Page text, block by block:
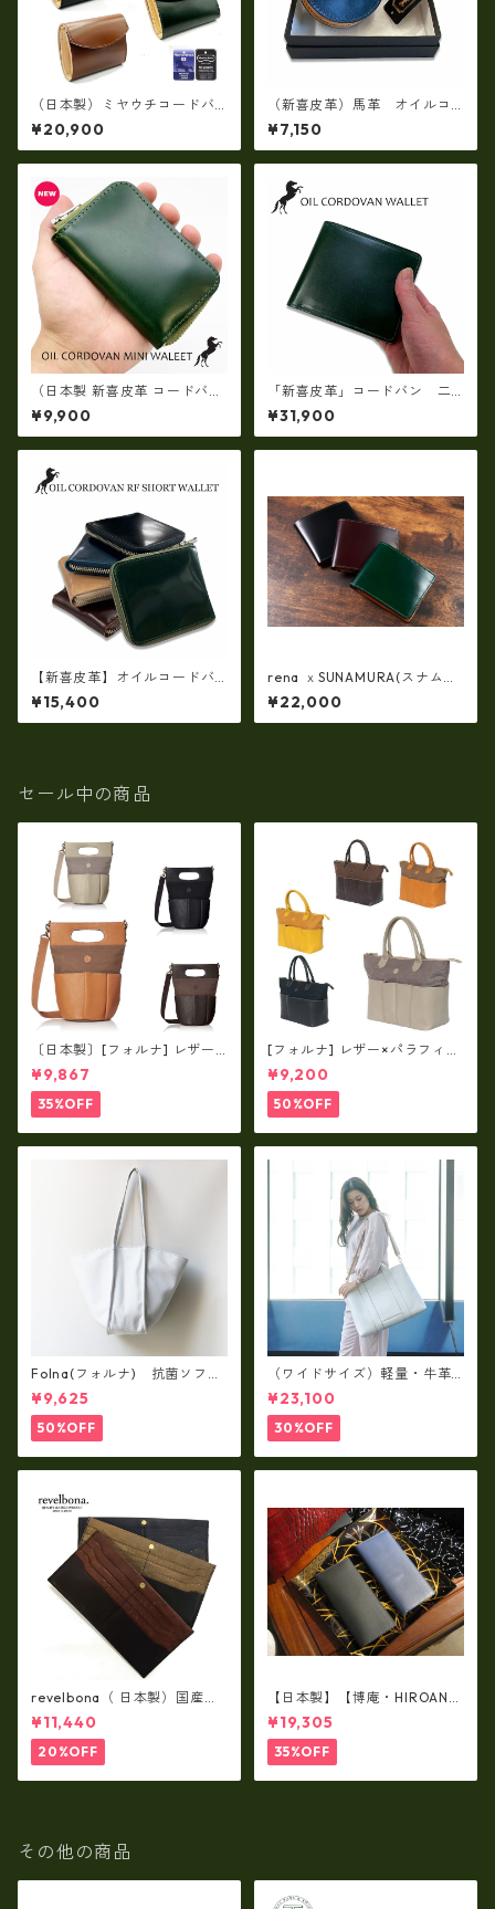
（日本製）ミヤウチコードバ
ン・フラップミニウォレッ
ト 馬革 TC-002HG
¥20,900
（新喜皮革）馬革 オイルコ
ードバン小銭入れ 日本製 T
0486N
¥7,150
（日本製 新喜皮革 コードバ
ン）オイルコードバンラウン
ドファスナーミニ財布 tc-049
0
¥9,900
「新喜皮革」コードバン 二
つ折り財布（コイン入れ付
き）【日本製】tc-0201A
¥31,900
【新喜皮革】オイルコードバ
ンラウンドファスナーショー
トウォレット 日本製 tc-048
4
¥15,400
rena ｘSUNAMURA(スナムラ)
コラボ製品・日本製 コードバ
ン新喜皮革xレーデルオガワ
二つ折り財布（コイン入れな
¥22,000
セール中の商品
〔日本製〕[フォルナ] レザー×
パラフィン筒型2way シュリン
クレザー×79Aパラフィン fo
-259630
¥9,867
35%OFF
[フォルナ] レザー×パラフィン
筒型2way シュリンクレザー×
79Aパラフィン トートL fo-2
59632
¥9,200
50%OFF
Folna(フォルナ) 抗菌ソフト
スムースレザー トートバッグ
¥9,625
50%OFF
（ワイドサイズ）軽量・牛革
製品・2WAYヌメ革トートバッ
グ（A3サイズ/日本製）(高収
納）ir-02G
¥23,100
30%OFF
revelbona（ 日本製）国産牛
革製・お札入れ ロングウォ
レット rl-001
¥11,440
20%OFF
【日本製】【博庵・HIROAN】
最高級牛革（ボーテッド）札
入れ・長財布 ha-21535
¥19,305
35%OFF
その他の商品